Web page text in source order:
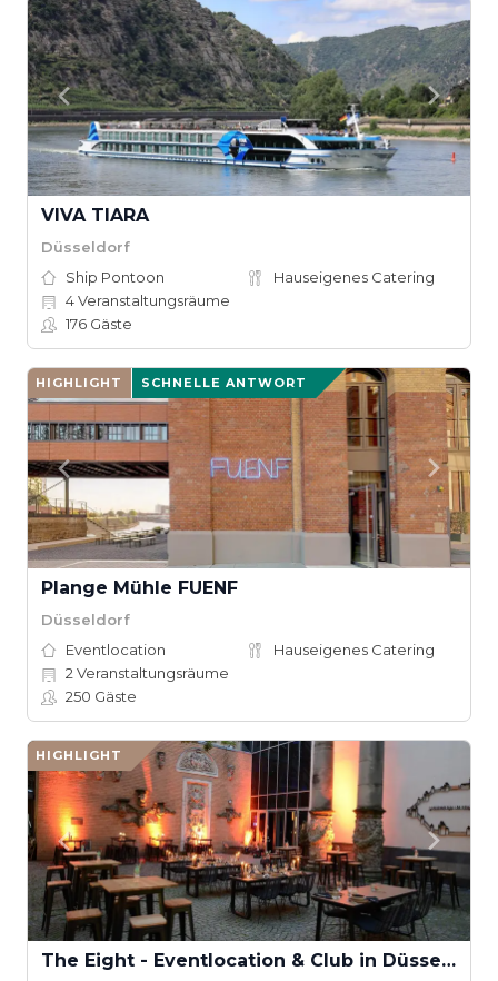
VIVA TIARA
Düsseldorf
Ship Pontoon
Hauseigenes Catering
4Veranstaltungsräume
176 Gäste
HIGHLIGHT SCHNELLE ANTWORT
Plange Mühle FUENF
Düsseldorf
Eventlocation
Hauseigenes Catering
2 Veranstaltungsräume
250 Gäste
HIGHLIGHT
The Eight - Eventlocation & Club in Düsseldorf